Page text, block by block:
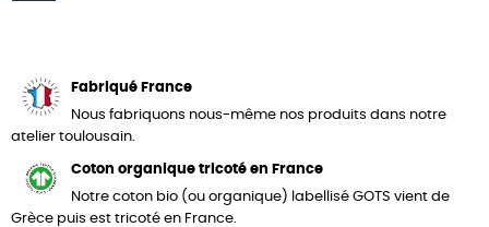
Fabriqué France
Nous fabriquons nous-même nos produits dans notre
atelier toulousain.
Coton organique tricoté en France
Notre coton bio (ou organique) labellisé GOTS vient de
Grèce puis est tricoté en France.